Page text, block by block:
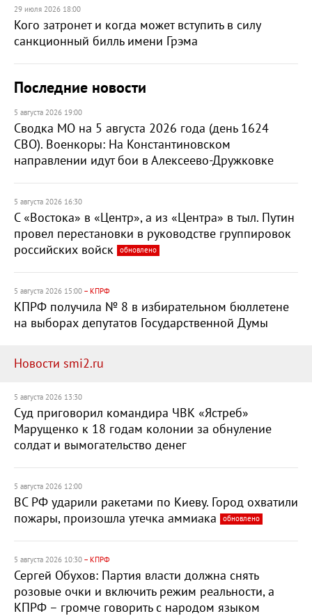
29 июля 2026 18:00
Кого затронет и когда может вступить в силу
санкционный билль имени Грэма
Последние новости
5 августа 2026 19:00
Сводка МО на 5 августа 2026 года (день 1624
СВО). Военкоры: На Константиновском
направлении идут бои в Алексеево-Дружковке
5 августа 2026 16:30
С «Востока» в «Центр», а из «Центра» в тыл. Путин
провел перестановки в руководстве группировок
российских войск
обновлено
5 августа 2026 15:00 – КПРФ
КПРФ получила № 8 в избирательном бюллетене
на выборах депутатов Государственной Думы
Новости smi2.ru
5 августа 2026 13:30
Суд приговорил командира ЧВК «Ястреб»
Марущенко к 18 годам колонии за обнуление
солдат и вымогательство денег
5 августа 2026 12:00
ВС РФ ударили ракетами по Киеву. Город охватили
пожары, произошла утечка аммиака
обновлено
5 августа 2026 10:30 – КПРФ
Сергей Обухов: Партия власти должна снять
розовые очки и включить режим реальности, а
КПРФ – громче говорить с народом языком